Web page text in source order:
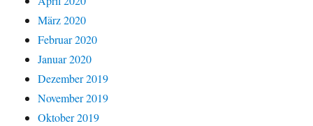
März 2020
Februar 2020
Januar 2020
Dezember 2019
November 2019
Oktober 2019